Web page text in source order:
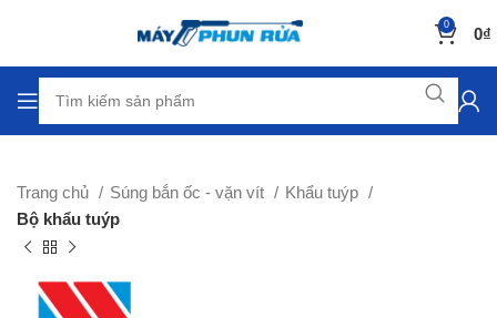
0 0₫
Trang chủ Súng bắn ốc - vặn vít
Khẩu tuýp
Bộ khẩu tuýp